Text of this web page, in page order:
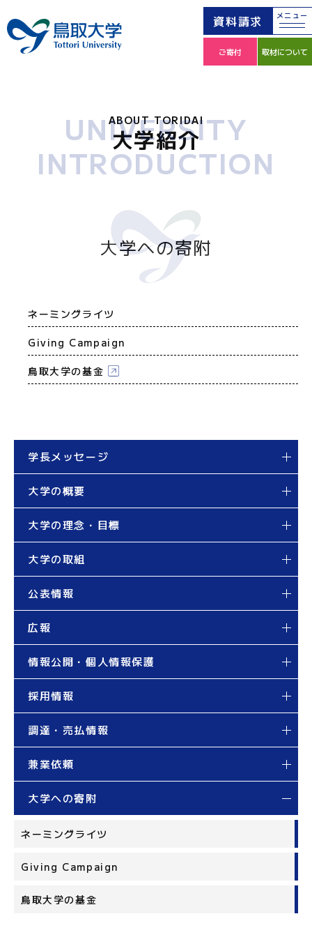
資料請求 メニュー
ご寄付 取材について
ABOUT TORIDAI
大学紹介
UNIVERSITY
INTRODUCTION
学長メッセージ
大学の概要
大学の理念・目標
大学の取組
公表情報
広報
情報公開・個人情報保護
採用情報
調達・売払情報
兼業依頼
大学への寄附
ネーミングライツ
Giving Campaign
鳥取大学の基金
大学への寄附
ネーミングライツ
Giving Campaign
鳥取大学の基金